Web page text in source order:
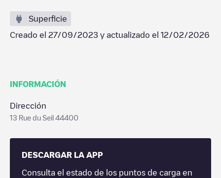
Superficie
Creado el 27/09/2023 y actualizado el 12/02/2026
INFORMACIÓN
Dirección
13 Rue du Seil 44400
DESCARGAR LA APP
Consulta el estado de los puntos de carga en